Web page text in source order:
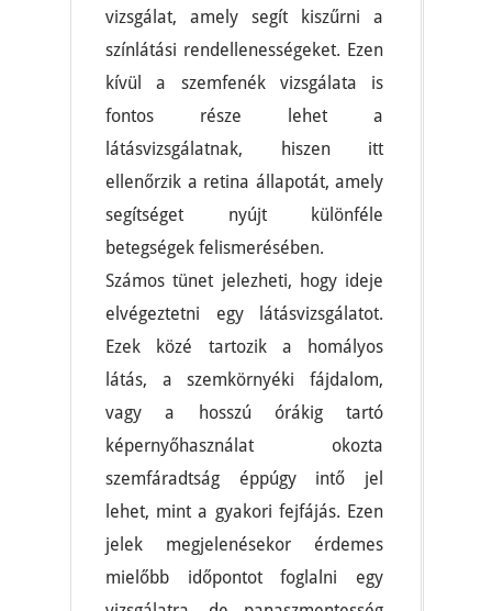
vizsgálat, amely segít kiszűrni a
színlátási rendellenességeket. Ezen
kívül a szemfenék vizsgálata is
fontos része lehet a
látásvizsgálatnak, hiszen itt
ellenőrzik a retina állapotát, amely
segítséget nyújt különféle
betegségek felismerésében.
Számos tünet jelezheti, hogy ideje
elvégeztetni egy látásvizsgálatot.
Ezek közé tartozik a homályos
látás, a szemkörnyéki fájdalom,
vagy a hosszú órákig tartó
képernyőhasználat okozta
szemfáradtság éppúgy intő jel
lehet, mint a gyakori fejfájás. Ezen
jelek megjelenésekor érdemes
mielőbb időpontot foglalni egy